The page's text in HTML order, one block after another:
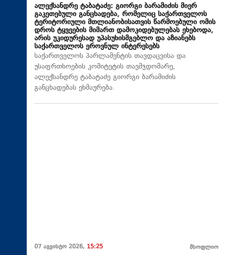
ალექსანდრე ტაბატაძე: გიორგი ბარამიძის მიერ
გაკეთებული განცხადება, რომელიც საქართველოს
ტერიტორიული მთლიანობისათვის წარმოებული ომის
დროს ტყვეების მიმართ დამოკიდებულებას ეხებოდა,
არის უკიდურესად უპასუხისმგებლო და აზიანებს
საქართველოს ეროვნულ ინტერესებს
საქართველოს პარლამენტის თავდაცვისა და
უსაფრთხოების კომიტეტის თავმჯდომარე,
ალექსანდრე ტაბატაძე გიორგი ბარამიძის
განცხადებას ეხმაურება.
07 აგვისტო 2026, 15:25 მსოფლიო